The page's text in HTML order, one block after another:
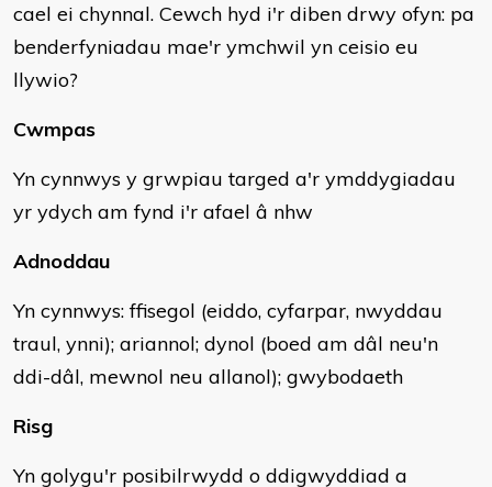
cael ei chynnal. Cewch hyd i'r diben drwy ofyn: pa
benderfyniadau mae'r ymchwil yn ceisio eu
llywio?
Cwmpas
Yn cynnwys y grwpiau targed a'r ymddygiadau
yr ydych am fynd i'r afael â nhw
Adnoddau
Yn cynnwys: ffisegol (eiddo, cyfarpar, nwyddau
traul, ynni); ariannol; dynol (boed am dâl neu'n
ddi-dâl, mewnol neu allanol); gwybodaeth
Risg
Yn golygu'r posibilrwydd o ddigwyddiad a